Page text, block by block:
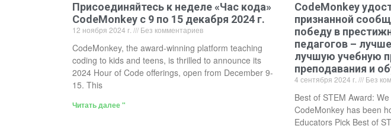
Присоединяйтесь к неделе «Час кода»
CodeMonkey с 9 по 15 декабря 2024 г.
12 ноября 2024 г. Без комментариев
CodeMonkey, the award-winning platform teaching
coding to kids and teens, is thrilled to announce its
2024 Hour of Code offerings, open from December 9-
15. This
Читать далее "
CodeMonkey
признанной
победу в
педагогов –
лучшую учебную
преподавания и
4 сентября 2024 г. Без
Best of STEM Award:
CodeMonkey has been
Educators Pick Best of